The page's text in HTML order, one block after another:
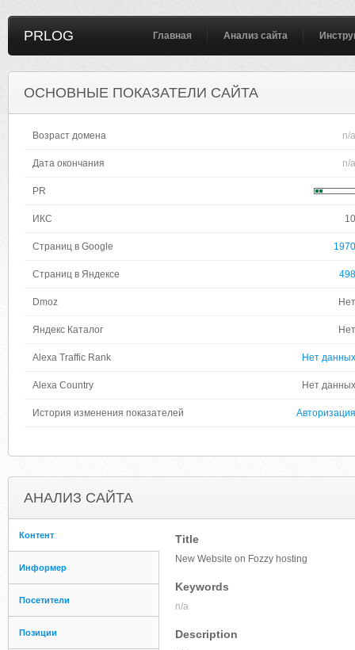
PRLOG Главная Анализ сайта
ОСНОВНЫЕ ПОКАЗАТЕЛИ САЙТА
Возраст домена n/a
Дата окончания n/a
PR
ИКС 10
Страниц в Google 1970
Страниц в Яндексе 498
Dmoz Нет
Яндекс Каталог Нет
Alexa Traffic Rank Нет данных
Alexa Country Нет данных
История изменения показателей Авторизация
АНАЛИЗ САЙТА
Контент
Информер
Посетители
Позиции
Title
New Website on Fozzy hosting
Keywords
n/a
Description